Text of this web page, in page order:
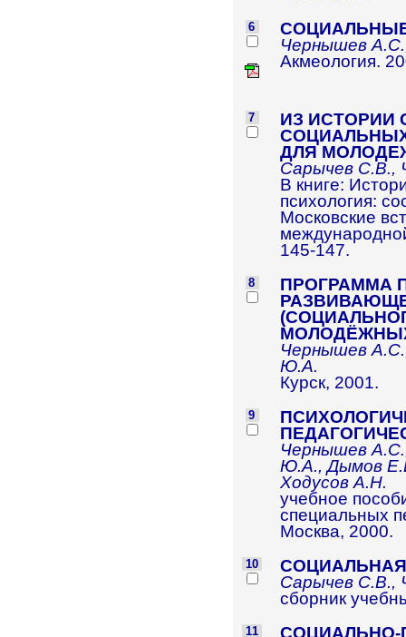
6
Чернышев
Акмеология.
7
ИЗ ИСТОРИИ
ДЛЯ
Сарычев С.В.,
В книге:
психология:
Московские
145-147.
8
ПРОГРАММА
Чернышев
Ю.А.
Курск, 2001.
9
Чернышев
Ю.А., Дымов
Ходусов А.Н.
учебное
специальных
Москва, 2000.
10
Сарычев С.В.,
сборник
11 СОЦИАЛЬНО-